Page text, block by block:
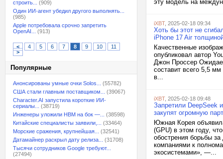
строить...
(909)
Один ИИ-агент убедил другого выполнять...
(985)
Apple потребовала срочно запретить
OpenAI...
(913)
< 4 5 6 7 8 9 10
11
>
Популярные
Анонсированы умные очки Solos...
(55782)
США стали главным поставщиком...
(39067)
Character.AI запустила короткие ИИ-
сериалы...
(38719)
Инженеры уложили HBM на бок —...
(38598)
Китайские специалисты заявили,...
(33464)
Морские сражения, крупнейшая...
(32541)
Датамайнер раскрыл дату релиза...
(31708)
Тысячи сотрудников Google требуют...
(27494)
эту модель на
iXBT, 2025-02-18 09:34
Хоть бы этот не
iPhone 17 Air
Качественные
опубликовал автор
Джон Проссер
составит всего 5,5
в...
iXBT, 2025-02-18 09:48
Запретили DeepSeek
закупят огромную
Южная Корея
(GPU) в этом году,
обострения борьбы
компаниями к
экосистемами», —...